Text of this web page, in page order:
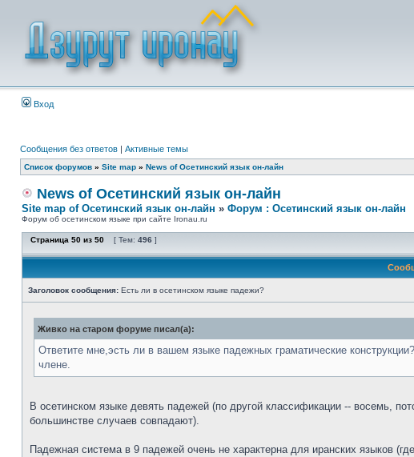
Вход
Сообщения без ответов | Активные темы
Список форумов » Site map » News of Осетинский язык он-лайн
News of Осетинский язык он-лайн
Site map of Осетинский язык он-лайн » Форум : Осетинский язык он-лайн
Форум об осетинском языке при сайте Ironau.ru
Страница 50 из 50 [ Тем: 496 ]
Заголовок сообщения: Есть ли в осетинском языке падежи?
Живко на старом форуме писал(а):
Ответите мне,эсть ли в вашем языке падежных граматические
члене.
В осетинском языке девять падежей (по другой классификации -- восемь,
большинстве случаев совпадают).
Падежная система в 9 падежей очень не характерна для иранских языков